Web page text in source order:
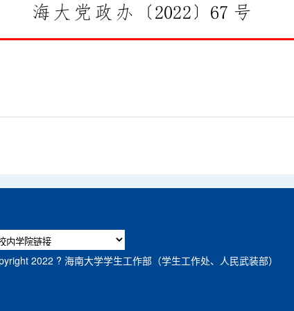
2022 ? 海南大学学生工作部（学生工作处、人民武装部）